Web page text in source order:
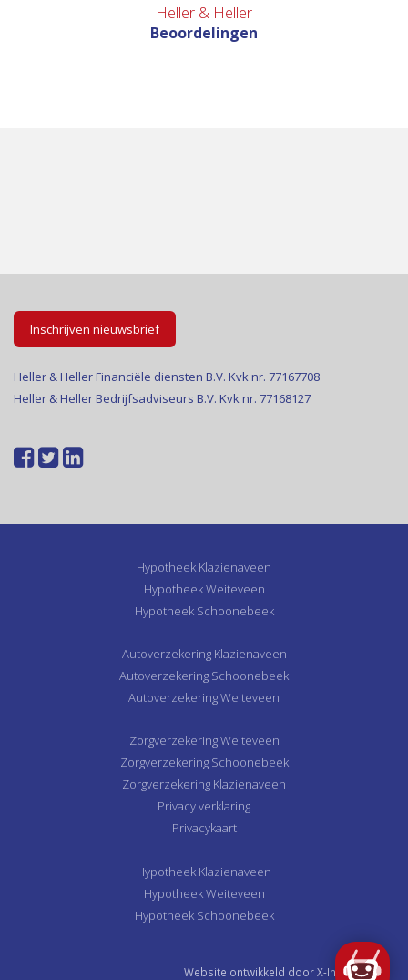
Heller & Heller
Beoordelingen
Inschrijven nieuwsbrief
Heller & Heller Financiële diensten B.V. Kvk nr. 77167708
Heller & Heller Bedrijfsadviseurs B.V. Kvk nr. 77168127
Hypotheek Klazienaveen
Hypotheek Weiteveen
Hypotheek Schoonebeek
Autoverzekering Klazienaveen
Autoverzekering Schoonebeek
Autoverzekering Weiteveen
Zorgverzekering Weiteveen
Zorgverzekering Schoonebeek
Zorgverzekering Klazienaveen
Privacy verklaring
Privacykaart
Hypotheek Klazienaveen
Hypotheek Weiteveen
Hypotheek Schoonebeek
Website ontwikkeld doorX-Interactive